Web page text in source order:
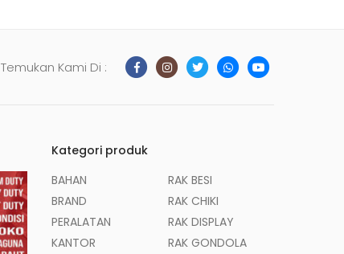
Temukan Kami Di :
Kategori produk
BAHAN
BRAND
PERALATAN
KANTOR
RAK BESI
RAK CHIKI
RAK DISPLAY
RAK GONDOLA